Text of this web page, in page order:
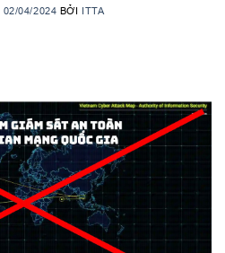
02/04/2024 BỞI ITTA